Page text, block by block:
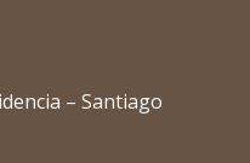
– Santiago